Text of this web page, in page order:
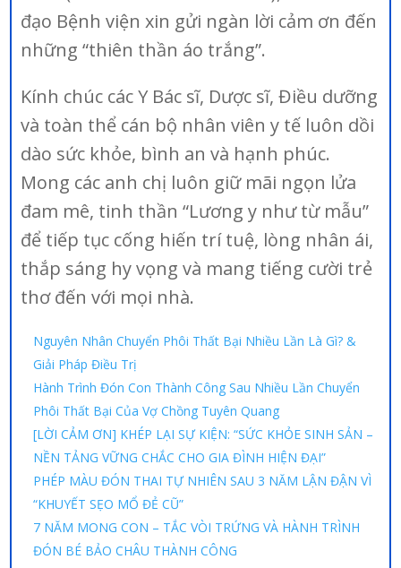
đạo Bệnh viện xin gửi ngàn lời cảm ơn đến
những “thiên thần áo trắng”.
Kính chúc các Y Bác sĩ, Dược sĩ, Điều dưỡng
và toàn thể cán bộ nhân viên y tế luôn dồi
dào sức khỏe, bình an và hạnh phúc.
Mong các anh chị luôn giữ mãi ngọn lửa
đam mê, tinh thần “Lương y như từ mẫu”
để tiếp tục cống hiến trí tuệ, lòng nhân ái,
thắp sáng hy vọng và mang tiếng cười trẻ
thơ đến với mọi nhà.
Nguyên Nhân Chuyển Phôi Thất Bại Nhiều Lần Là Gì? &
Giải Pháp Điều Trị
Hành Trình Đón Con Thành Công Sau Nhiều Lần Chuyển
Phôi Thất Bại Của Vợ Chồng Tuyên Quang
[LỜI CẢM ƠN] KHÉP LẠI SỰ KIỆN: “SỨC KHỎE SINH SẢN –
NỀN TẢNG VỮNG CHẮC CHO GIA ĐÌNH HIỆN ĐẠI”
PHÉP MÀU ĐÓN THAI TỰ NHIÊN SAU 3 NĂM LẬN ĐẬN VÌ
“KHUYẾT SẸO MỔ ĐẺ CŨ”
7 NĂM MONG CON – TẮC VÒI TRỨNG VÀ HÀNH TRÌNH
ĐÓN BÉ BẢO CHÂU THÀNH CÔNG